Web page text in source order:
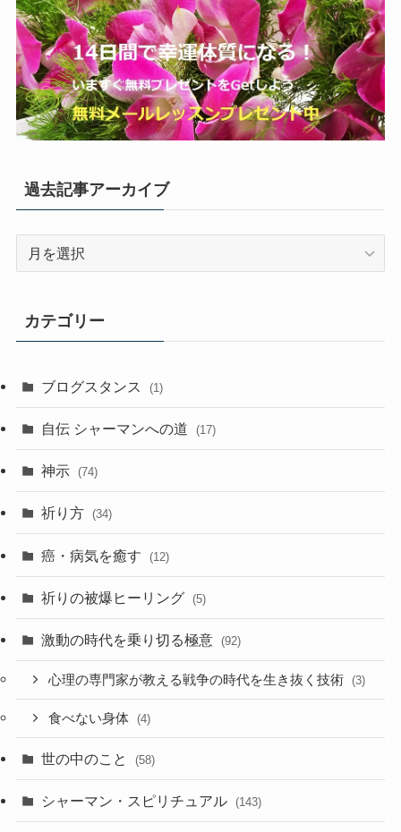
過去記事アーカイブ
ア
カ
ブ
カテゴリー
ブログスタンス (1)
自伝 シャーマンへの道 (17)
神示 (74)
祈り方 (34)
癌・病気を癒す (12)
祈りの被爆ヒーリング (5)
激動の時代を乗り切る極意 (92)
心理の専門家が教える戦争の時代を生き抜く技術 (3)
食べない身体 (4)
世の中のこと (58)
シャーマン・スピリチュアル (143)